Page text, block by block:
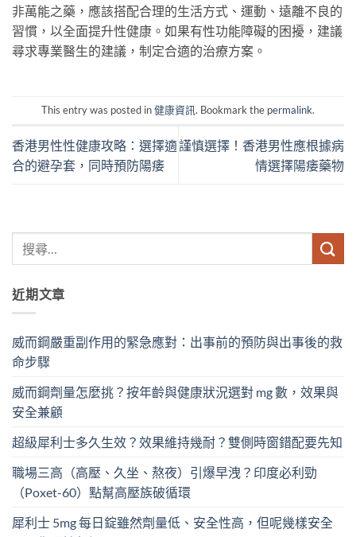
非萬能之藥，應該搭配合理的生活方式、運動、遠離不良的
習慣，以全面提升性健康。如果有性功能障礙的困擾，建議
尋求專業醫生的建議，制定合適的治療方案。
This entry was posted in健康資訊. Bookmark the permalink.
香港男性性健康攻略：選擇適
合的避孕套，同時預防陽痿
謹慎選擇！香港男性應根據病
情選擇陽痿藥物
近期文章
威而鋼嚴重副作用的緊急應對：出事前的預防與出事後的救
命步驟
威而鋼劑量怎麼挑？按年齡與健康狀況選對 mg 數，效果與
安全兼顧
超級犀利士多久生效？效果維持幾耐？雙側時窗錯配要先知
職場三高（高壓、久坐、熬夜）引爆早洩？印度必利勁
（Poxet-60）點幫高壓族破循環
犀利士 5mg 每日錠雖然劑量低、安全性高，但呢幾樣安全